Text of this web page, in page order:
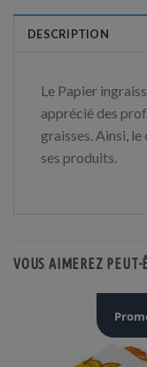
DESCRIPTION
Le Papier
apprécié des
graisses. Ainsi,
ses produits.
VOUS AIMEREZ